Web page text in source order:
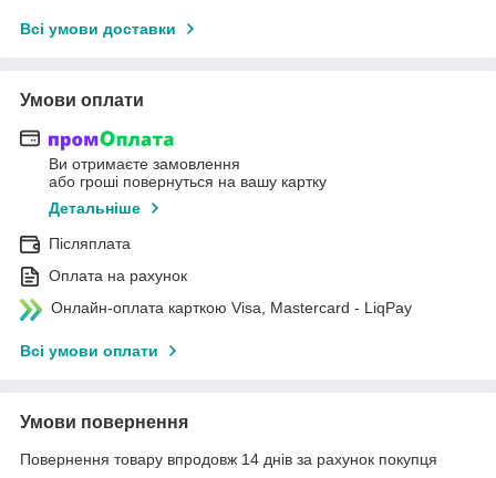
Всі умови доставки
Умови оплати
Ви отримаєте замовлення
або гроші повернуться на вашу картку
Детальніше
Післяплата
Оплата на рахунок
Онлайн-оплата карткою Visa, Mastercard - LiqPay
Всі умови оплати
Умови повернення
Повернення товару впродовж 14 днів за рахунок покупця